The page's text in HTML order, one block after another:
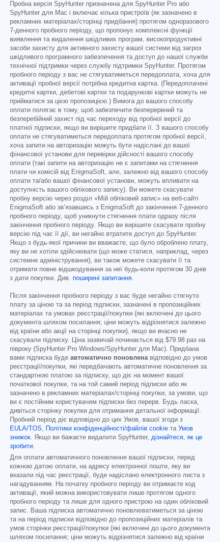
Пробна версія SpyHunter призначена для SpyHunter Pro або
SpyHunter для Mac і включає кілька пристроїв (як зазначено в
рекламних матеріалах/сторінці придбання) протягом одноразового
7-денного пробного періоду, що пропонує комплексні функції
виявлення та видалення шкідливих програм, високопродуктивні
засоби захисту для активного захисту вашої системи від загроз
шкідливого програмного забезпечення та доступ до нашої служби
технічної підтримки через службу підтримки SpyHunter. Протягом
пробного періоду з вас не стягуватиметься передоплата, хоча для
активації пробної версії потрібна кредитна картка. (Передоплачені
кредитні картки, дебетові картки та подарункові картки можуть не
прийматися за цією пропозицією.) Вимога до вашого способу
оплати полягає в тому, щоб забезпечити безперервний та
безперебійний захист під час переходу від пробної версії до
платної підписки, якщо ви вирішите придбати її. З вашого способу
оплати не стягуватиметься передоплата протягом пробної версії,
хоча запити на авторизацію можуть бути надіслані до вашої
фінансової установи для перевірки дійсності вашого способу
оплати (такі запити на авторизацію не є запитами на стягнення
плати чи комісій від EnigmaSoft, але, залежно від вашого способу
оплати та/або вашої фінансової установи, можуть впливати на
доступність вашого облікового запису). Ви можете скасувати
пробну версію через розділ «Мій обліковий запис» на веб-сайті
EnigmaSoft або зв’язавшись з EnigmaSoft до закінчення 7-денного
пробного періоду, щоб уникнути стягнення плати одразу після
закінчення пробного періоду. Якщо ви вирішите скасувати пробну
версію під час її дії, ви негайно втратите доступ до SpyHunter.
Якщо з будь-якої причини ви вважаєте, що було оброблено плату,
яку ви не хотіли здійснювати (що може статися, наприклад, через
системне адміністрування), ви також можете скасувати її та
отримати повне відшкодування за неї будь-коли протягом 30 днів
з дати покупки. Див. поширені запитання.
Після закінчення пробного періоду з вас буде негайно стягнуто
плату за ціною та за період підписки, зазначені в пропозиційних
матеріалах та умовах реєстрації/покупки (які включені до цього
документа шляхом посилання; ціни можуть відрізнятися залежно
від країни або акції на сторінці покупки), якщо ви вчасно не
скасували підписку. Ціна зазвичай починається від $79.98 раз на
півроку (SpyHunter Pro Windows/SpyHunter для Mac). Придбана
вами підписка буде автоматично поновленавідповідно до умов
реєстрації/покупки, які передбачають автоматичне поновлення за
стандартною платою за підписку, що діє на момент вашої
початкової покупки, та на той самий період підписки або як
зазначено в рекламних матеріалах/сторінці покупки, за умови, що
ви є постійним користувачем підписки без перерв. Будь ласка,
дивіться сторінку покупки для отримання детальної інформації.
Пробний період діє відповідно до цих Умов, вашої згоди з
EULA/TOS, Політики конфіденційності/файлів cookie та Умов
знижок. Якщо ви бажаєте видалити SpyHunter, дізнайтеся, як це
зробити.
Для оплати автоматичного поновлення вашої підписки, перед
кожною датою оплати, на адресу електронної пошти, яку ви
вказали під час реєстрації, буде надіслано електронного листа з
нагадуванням. На початку пробного періоду ви отримаєте код
активації, який можна використовувати лише протягом одного
пробного періоду та лише для одного пристрою на один обліковий
запис. Ваша підписка автоматично поновлюватиметься за ціною
та на період підписки відповідно до пропозиційних матеріалів та
умов сторінки реєстрації/покупки (які включені до цього документа
шляхом посилання; ціни можуть відрізнятися залежно від країни